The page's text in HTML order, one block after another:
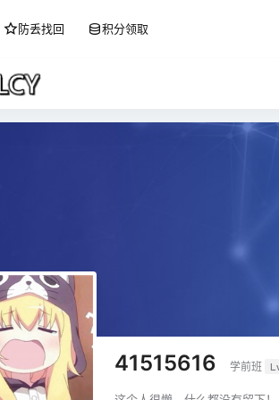
防丢找回 积分领取
41515616 学前班